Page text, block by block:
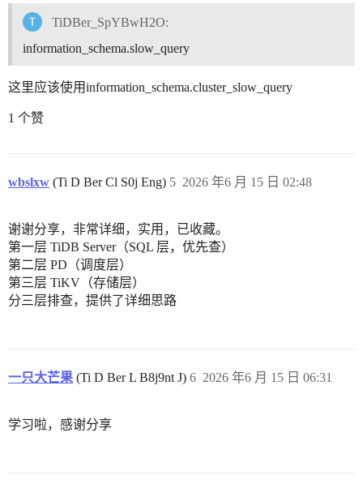
TiDBer_SpYBwH2O:
information_schema.slow_query
这里应该使用information_schema.cluster_slow_query
1 个赞
wbslxw (Ti D Ber Cl S0j Eng) 2026 年6 月 15 日 02:48
5
谢谢分享，非常详细，实用，已收藏。
第一层 TiDB Server（SQL 层，优先查）
第二层 PD（调度层）
第三层 TiKV（存储层）
分三层排查，提供了详细思路
一只大芒果 (Ti D Ber L B8j9nt J) 2026 年6 月 15 日 06:31
6
学习啦，感谢分享